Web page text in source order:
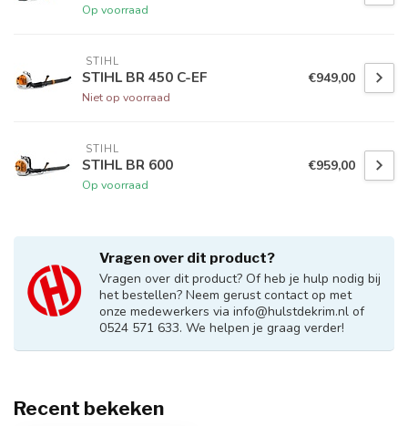
Op voorraad
STIHL
STIHL BR 450 C-EF
Niet op voorraad
€949,00
STIHL
STIHL BR 600
Op voorraad
€959,00
Vragen over dit product?
Vragen over dit product? Of heb je hulp nodig bij
het bestellen? Neem gerust contact op met
onze medewerkers via info@hulstdekrim.nl of
0524 571 633. We helpen je graag verder!
Recent bekeken